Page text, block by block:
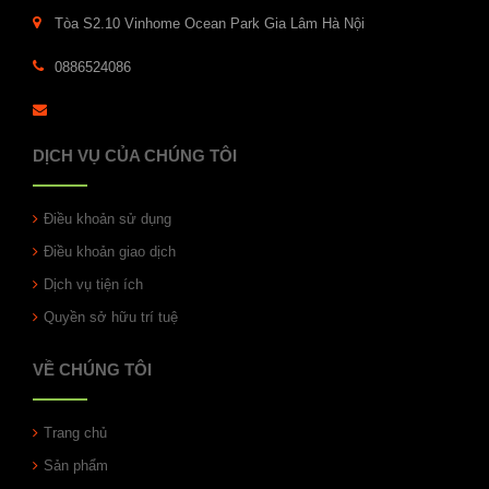
Tòa S2.10 Vinhome Ocean Park Gia Lâm Hà Nội
0886524086
DỊCH VỤ CỦA CHÚNG TÔI
Điều khoản sử dụng
Điều khoản giao dịch
Dịch vụ tiện ích
Quyền sở hữu trí tuệ
VỀ CHÚNG TÔI
Trang chủ
Sản phẩm